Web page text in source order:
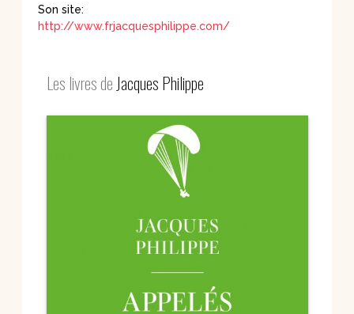
Son site:
http://www.frjacquesphilippe.com/
Les livres de Jacques Philippe